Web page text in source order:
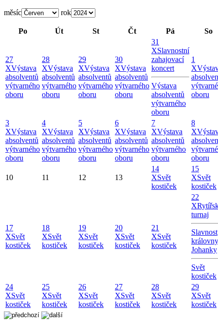
měsíc rok
Po Út St Čt Pá So
27
XVýstava
absolventů
výtvarného
oboru
28
XVýstava
absolventů
výtvarného
oboru
29
XVýstava
absolventů
výtvarného
oboru
30
XVýstava
absolventů
výtvarného
oboru
31
XSlavnostní
zahajovací
koncert
Výstava
absolventů
výtvarného
oboru
1
X
oboru
3
XVýstava
absolventů
výtvarného
oboru
4
XVýstava
absolventů
výtvarného
oboru
5
XVýstava
absolventů
výtvarného
oboru
6
XVýstava
absolventů
výtvarného
oboru
7
XVýstava
absolventů
výtvarného
oboru
8
X
oboru
10 11 12 13
14
XSvět
kostiček
15
XSvět
kostiček
17
XSvět
kostiček
18
XSvět
kostiček
19
XSvět
kostiček
20
XSvět
kostiček
21
XSvět
kostiček
22
X
turnaj
Slavnost
královny
Johanky
Svět
kostiček
24
XSvět
kostiček
25
XSvět
kostiček
26
XSvět
kostiček
27
XSvět
kostiček
28
XSvět
kostiček
29
XSvět
kostiček